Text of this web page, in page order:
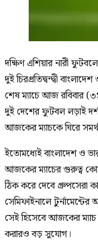
দক্ষিণ এশিয়ার নারী
দুই চিরপ্রতিদ্বন্দ্বী
শেষ ম্যাচে আজ রবিবার
দুই দেশের ফুটবল লড়াই
আজকের ম্যাচকে ঘিরে
ইতোমধ্যেই বাংলাদেশ ও
আজকের ম্যাচের গুরুত্ব
ঠিক করে দেবে গ্রুপসেরা
সেমিফাইনালে
সেই হিসেবে আজকের
করারও বড় সুযোগ।